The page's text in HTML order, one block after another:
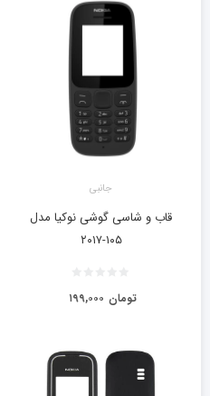
جانبی
قاب و شاسی گوشی نوکیا مدل
۱۰۵-۲۰۱۷
۱۹۹,۰۰۰ تومان